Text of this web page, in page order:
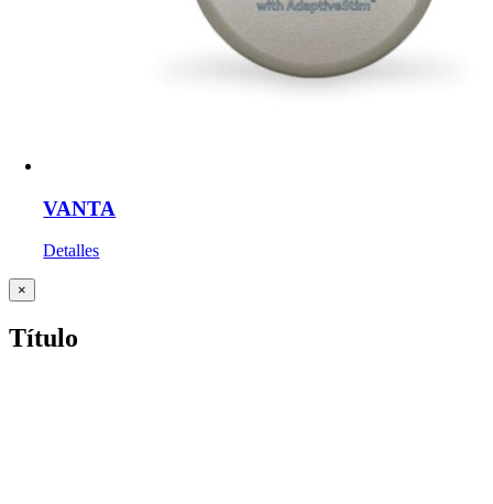
VANTA
Detalles
Cerrar
vista
del
×
Título